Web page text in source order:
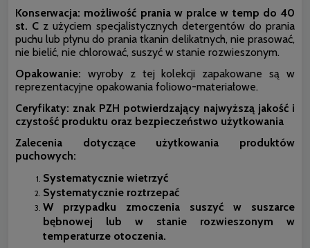
Konserwacja: możliwość prania w pralce w temp do 40
st. C z użyciem specjalistycznych detergentów do prania
puchu lub płynu do prania tkanin delikatnych, nie prasować,
nie bielić, nie chlorować, suszyć w stanie rozwieszonym.
Opakowanie: wyroby z tej kolekcji zapakowane są w
reprezentacyjne opakowania foliowo-materiałowe.
Ceryfikaty: znak PZH potwierdzający najwyższą jakość i
czystość produktu oraz bezpieczeństwo użytkowania
Zalecenia dotyczące użytkowania produktów
puchowych:
Systematycznie wietrzyć
Systematycznie roztrzepać
W przypadku zmoczenia suszyć w suszarce
bębnowej lub w stanie rozwieszonym w
temperaturze otoczenia.